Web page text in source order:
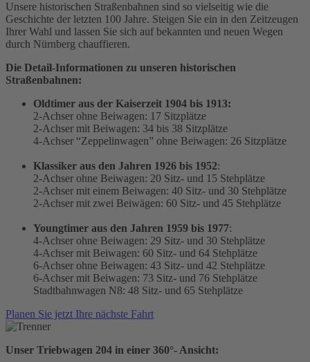
Unsere historischen Straßenbahnen sind so vielseitig wie die
Geschichte der letzten 100 Jahre. Steigen Sie ein in den Zeitzeugen
Ihrer Wahl und lassen Sie sich auf bekannten und neuen Wegen
durch Nürnberg chauffieren.
Die Detail-Informationen zu unseren historischen
Straßenbahnen:
Oldtimer aus der Kaiserzeit 1904 bis 1913:
2-Achser ohne Beiwagen: 17 Sitzplätze
2-Achser mit Beiwagen: 34 bis 38 Sitzplätze
4-Achser “Zeppelinwagen” ohne Beiwagen: 26 Sitzplätze
Klassiker aus den Jahren 1926 bis 1952:
2-Achser ohne Beiwagen: 20 Sitz- und 15 Stehplätze
2-Achser mit einem Beiwagen: 40 Sitz- und 30 Stehplätze
2-Achser mit zwei Beiwägen: 60 Sitz- und 45 Stehplätze
Youngtimer aus den Jahren 1959 bis 1977:
4-Achser ohne Beiwagen: 29 Sitz- und 30 Stehplätze
4-Achser mit Beiwagen: 60 Sitz- und 64 Stehplätze
6-Achser ohne Beiwagen: 43 Sitz- und 42 Stehplätze
6-Achser mit Beiwagen: 73 Sitz- und 76 Stehplätze
Stadtbahnwagen N8: 48 Sitz- und 65 Stehplätze
Planen Sie jetzt Ihre nächste Fahrt
Unser Triebwagen 204 in einer 360°- Ansicht: